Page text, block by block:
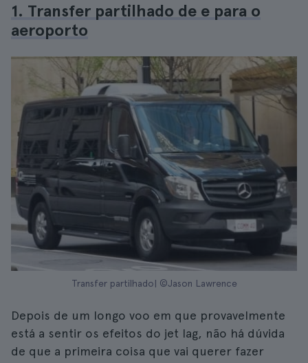
1. Transfer partilhado de e para o
aeroporto
Transfer partilhado| ©Jason Lawrence
Depois de um longo voo em que provavelmente
está a sentir os efeitos do jet lag, não há dúvida
de que a primeira coisa que vai querer fazer